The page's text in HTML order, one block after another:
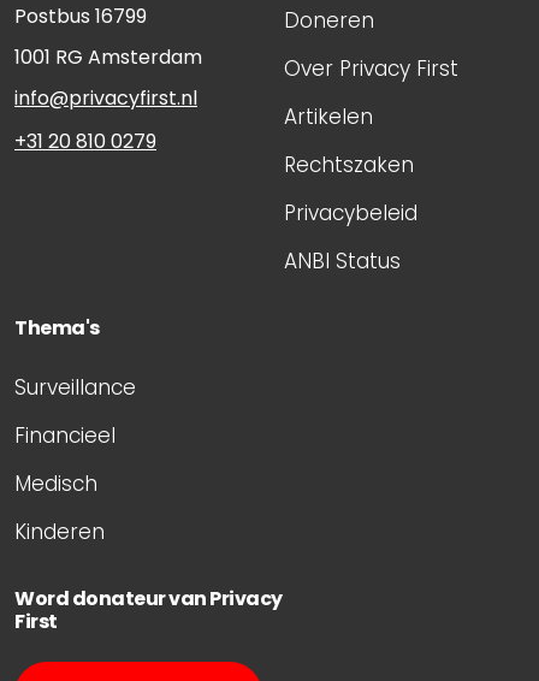
Postbus 16799
1001 RG Amsterdam
info@privacyfirst.nl
+31 20 810 0279
Doneren
Over Privacy First
Artikelen
Rechtszaken
Privacybeleid
ANBI Status
Thema's
Surveillance
Financieel
Medisch
Kinderen
Word donateur van Privacy
First